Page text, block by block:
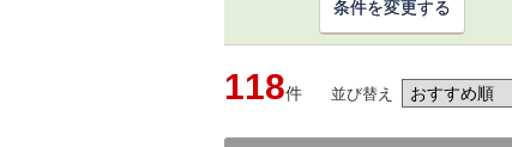
条件を変更する
118件 並び替え